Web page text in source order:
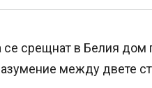
срещнат в Белия дом
между двете